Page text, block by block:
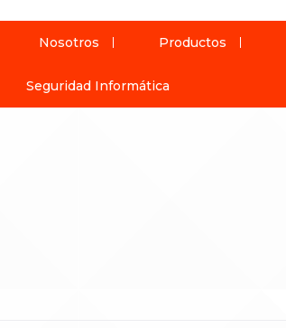
Nosotros Productos
Seguridad Informática